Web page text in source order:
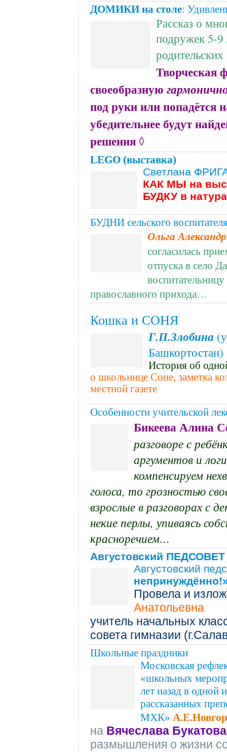
ДОМИКИ на столе:
Рассказ о
подружек 5-9
Творческая
своеобразную
под руки или попадётся
убедительнее будут
решения◊
LEGO (выставка)
Светлана
КАК МЫ на
БУДКУ в
БУДНИ сельского
Ольга Александр
согласилась
отпуска в село
православного прихода…
Кошка и СОНЯ
Г.П.Злобина
Башкортостан)
История об
о школьнице Соне, заметка
местной газете
Особенности учительской
Бикеева Алина
разговоре с
аргументов и
компенсируем
голоса, то грозностью
взрослые в разговорах с
некие перлы, упиваясь
красноречием…
Августовский ПЕДСОВЕТ
Августовский
Провела и
Анатольевна
учитель начальных
совета гимназии
Школьные праздники
Московская
«школьных
лет назад в одной
рассказанных
МХК»
на Вячеслава Букатова
размышления о жизни